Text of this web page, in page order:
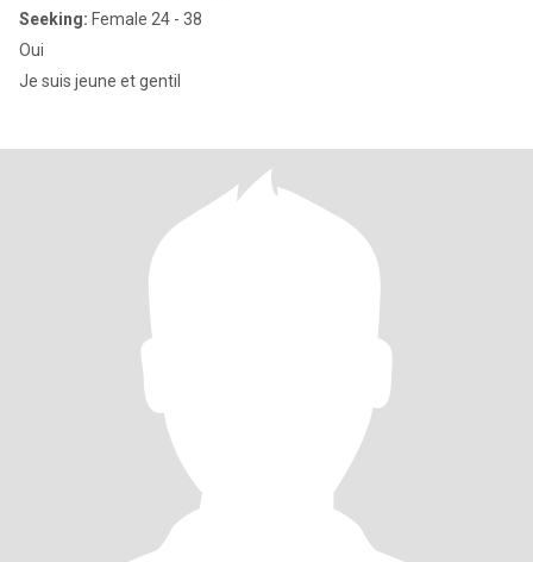
Seeking: Female 24 - 38
Oui
Je suis jeune et gentil